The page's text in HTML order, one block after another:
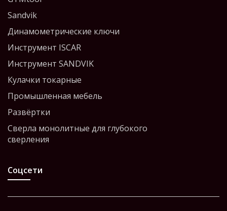
Sandvik
Динамометрические ключи
Инструмент ISCAR
Инструмент SANDVIK
Кулачки токарные
Промышленная мебель
Развёртки
Сверла монолитные для глубокого
сверления
Соцсети